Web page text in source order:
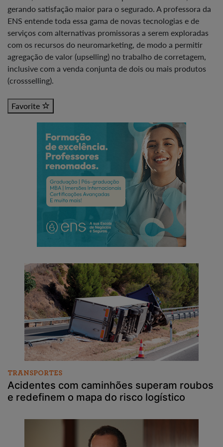
gerando satisfação maior para o segurado. A professora da
ENS entende toda essa gama de novas tecnologias e de
serviços com alternativas promissoras a serem exploradas
com os recursos do neuromarketing, de modo a permitir
agregação de valor (upselling) no trabalho de corretagem,
inclusive com a venda conjunta de dois ou mais produtos
(crossselling).
Favorite
TRANSPORTES
Acidentes com caminhões superam roubos
e redefinem o mapa do risco logístico